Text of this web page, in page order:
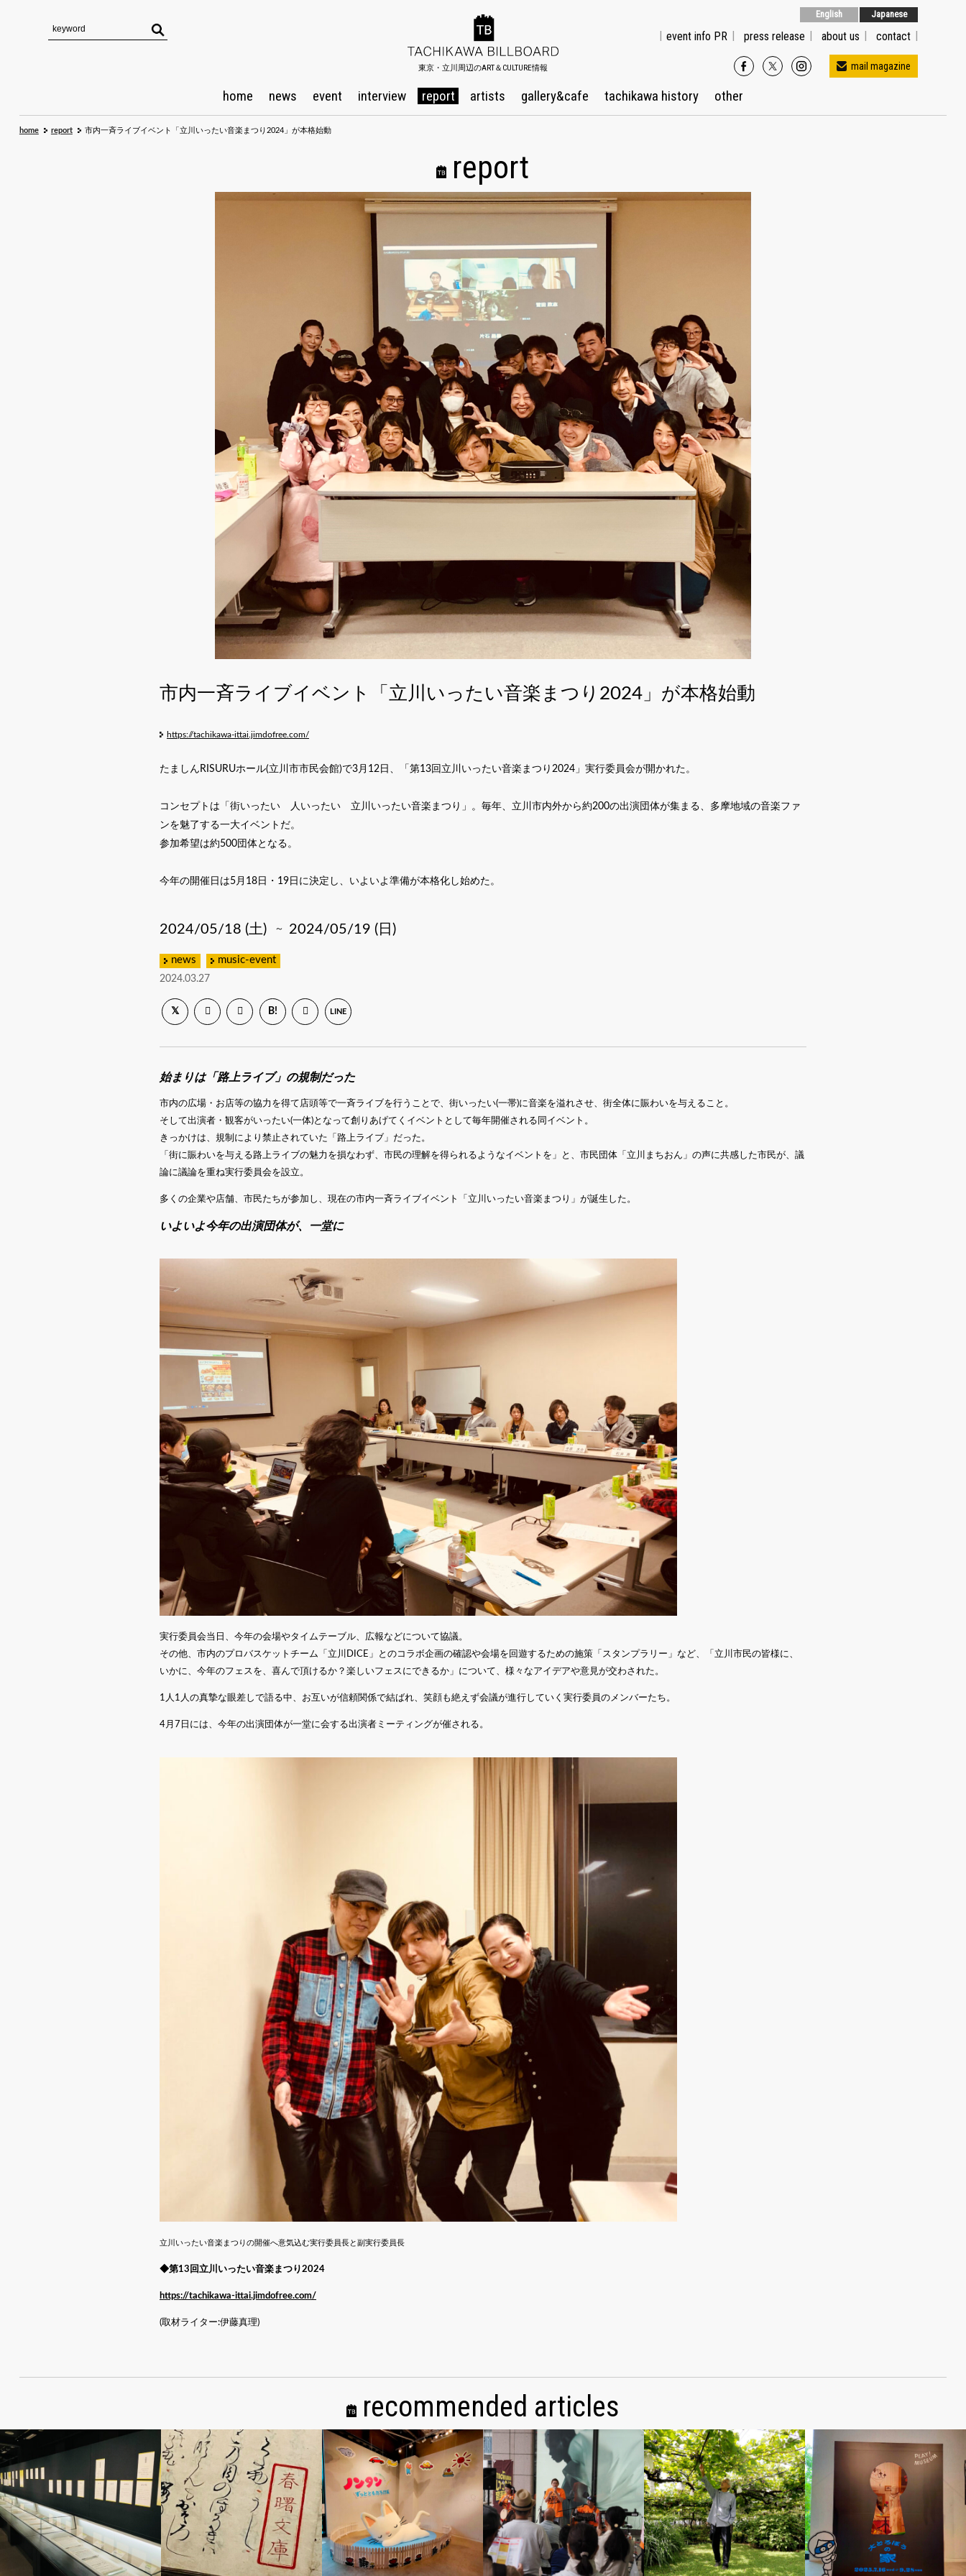
東京・立川周辺のART＆CULTURE情報
home news event interview report artists gallery&cafe tachikawa history other
English Japanese
event info PR press release about us contact
mail magazine
メルマガ配信をご希望の方はこちら
home report 市内一斉ライブイベント「立川いったい音楽まつり2024」が本格始動
report
市内一斉ライブイベント「立川いったい音楽まつり2024」が本格始動
https://tachikawa-ittai.jimdofree.com/
たましんRISURUホール(立川市市民会館)で3月12日、「第13回立川いったい音楽まつり2024」実行委員会が開かれた。
コンセプトは「街いったい 人いったい 立川いったい音楽まつり」。毎年、立川市内外から約200の出演団体が集まる、多摩地域の音楽ファ
ンを魅了する一大イベントだ。
参加希望は約500団体となる。
今年の開催日は5月18日・19日に決定し、いよいよ準備が本格化し始めた。
2024/05/18 (土) ～ 2024/05/19 (日)
news music-event
2024.03.27
B! LINE
始まりは「路上ライブ」の規制だった
市内の広場・お店等の協力を得て店頭等で一斉ライブを行うことで、街いったい(一帯)に音楽を溢れさせ、街全体に賑わいを与えること。
そして出演者・観客がいったい(一体)となって創りあげてくイベントとして毎年開催される同イベント。
きっかけは、規制により禁止されていた「路上ライブ」だった。
「街に賑わいを与える路上ライブの魅力を損なわず、市民の理解を得られるようなイベントを」と、市民団体「立川まちおん」の声に共感した市民が、議
論に議論を重ね実行委員会を設立。
多くの企業や店舗、市民たちが参加し、現在の市内一斉ライブイベント「立川いったい音楽まつり」が誕生した。
いよいよ今年の出演団体が、一堂に
実行委員会当日、今年の会場やタイムテーブル、広報などについて協議。
その他、市内のプロバスケットチーム「立川DICE」とのコラボ企画の確認や会場を回遊するための施策「スタンプラリー」など、「立川市民の皆様に、
いかに、今年のフェスを、喜んで頂けるか？楽しいフェスにできるか」について、様々なアイデアや意見が交わされた。
1人1人の真摯な眼差しで語る中、お互いが信頼関係で結ばれ、笑顔も絶えず会議が進行していく実行委員のメンバーたち。
4月7日には、今年の出演団体が一堂に会する出演者ミーティングが催される。
立川いったい音楽まつりの開催へ意気込む実行委員長と副実行委員長
◆第13回立川いったい音楽まつり2024
https://tachikawa-ittai.jimdofree.com/
(取材ライター:伊藤真理)
recommended articles